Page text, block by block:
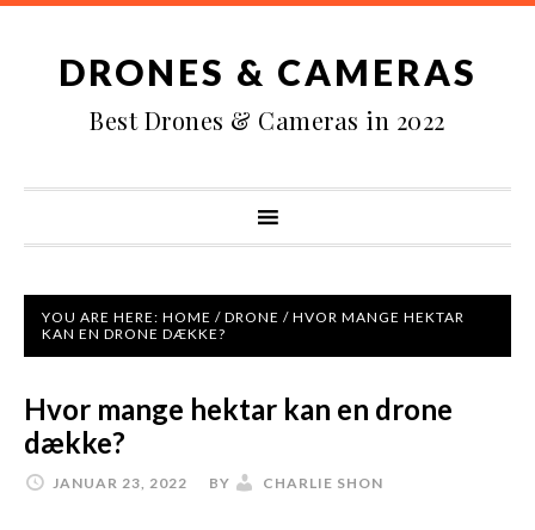
DRONES & CAMERAS
Best Drones & Cameras in 2022
YOU ARE HERE: HOME / DRONE / HVOR MANGE HEKTAR
KAN EN DRONE DÆKKE?
Hvor mange hektar kan en drone
dække?
JANUAR 23, 2022 BY CHARLIE SHON